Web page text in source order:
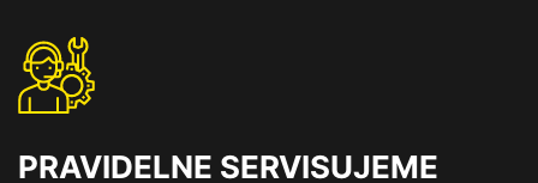
PRAVIDELNE SERVISUJEME